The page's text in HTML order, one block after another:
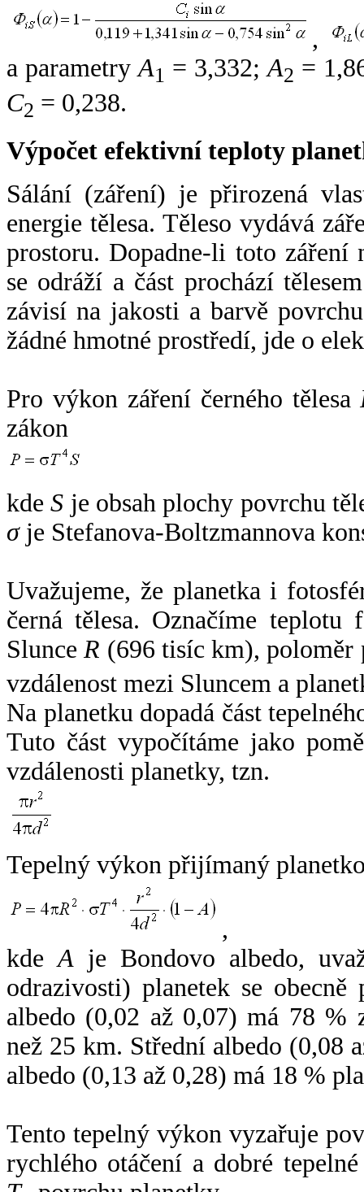
,
a parametryA1 = 3,332;A2 =
C2 = 0,238.
Výpočet efektivní teploty
Sálání (záření) je přirozená
energie tělesa. Těleso vydává
prostoru. Dopadne-li toto záření
se odráží a část prochází
závisí na jakosti a barvě
žádné hmotné prostředí, jde o
Pro výkon záření černého tělesa
zákon
kdeS je obsah plochy povrchu
σje Stefanova-Boltzmannova
Uvažujeme, že planetka i
černá tělesa. Označíme
SlunceR (696 tisíc km),
vzdálenost mezi Sluncem a
Na planetku dopadá část
Tuto část vypočítáme jako
vzdálenosti planetky, tzn.
Tepelný výkon přijímaný
,
kdeA je Bondovo albedo,
odrazivosti) planetek se
albedo (0,02 až 0,07) má 78 %
než 25 km. Střední albedo (0,08
albedo (0,13 až 0,28) má 18 %
Tento tepelný výkon vyzařuje
rychlého otáčení a dobré